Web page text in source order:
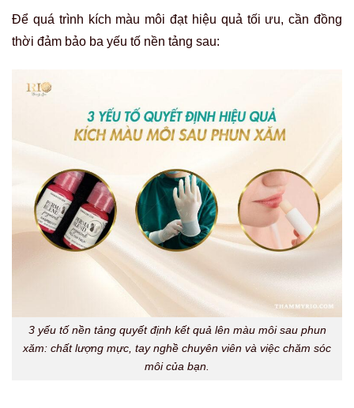
Để quá trình kích màu môi đạt hiệu quả tối ưu, cần đồng
thời đảm bảo ba yếu tố nền tảng sau:
3 yếu tố nền tảng quyết định kết quả lên màu môi sau phun
xăm: chất lượng mực, tay nghề chuyên viên và việc chăm sóc
môi của bạn.